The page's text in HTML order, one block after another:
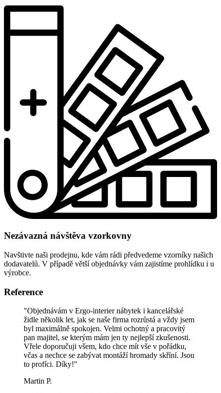
Nezávazná návštěva vzorkovny
Navštivte naši prodejnu, kde vám rádi předvedeme vzorníky našich
dodavatelů. V případě větší objednávky vám zajistíme prohlídku i u
výrobce.
Reference
"Objednávám v Ergo-interier nábytek i kancelářské
židle několik let, jak se naše firma rozrůstá a vždy jsem
byl maximálně spokojen. Velmi ochotný a pracovitý
pan majitel, se kterým mám jen ty nejlepší zkušenosti.
Vřele doporučuji všem, kdo chce mít vše v pořádku,
včas a nechce se zabývat montáží hromady skříní. Jsou
to profíci. Díky!"
Martin P.